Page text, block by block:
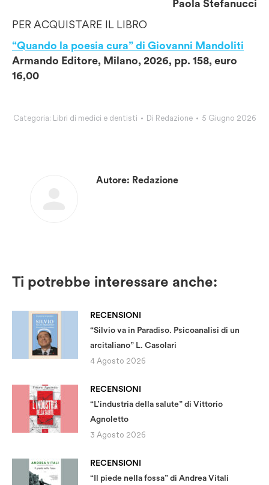
Paola Stefanucci
PER ACQUISTARE IL LIBRO
“Quando la poesia cura” di Giovanni Mandoliti
Armando Editore, Milano, 2026, pp. 158, euro
16,00
Categoria: Libri di medici e dentisti Di Redazione 5 Giugno 2026
Autore: Redazione
Ti potrebbe interessare anche:
RECENSIONI
“Silvio va in Paradiso. Psicoanalisi di un
arcitaliano” L. Casolari
4 Agosto 2026
RECENSIONI
“L’industria della salute” di Vittorio
Agnoletto
3 Agosto 2026
RECENSIONI
“Il piede nella fossa” di Andrea Vitali